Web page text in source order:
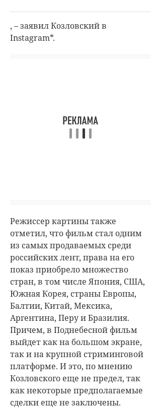
, – заявил Козловский в
Instagram*.
Режиссер картины также
отметил, что фильм стал одним
из самых продаваемых среди
российских лент, права на его
показ приобрело множество
стран, в том числе Япония, США,
Южная Корея, страны Европы,
Балтии, Китай, Мексика,
Аргентина, Перу и Бразилия.
Причем, в Поднебесной фильм
выйдет как на большом экране,
так и на крупной стриминговой
платформе. И это, по мнению
Козловского еще не предел, так
как некоторые предполагаемые
сделки еще не заключены.